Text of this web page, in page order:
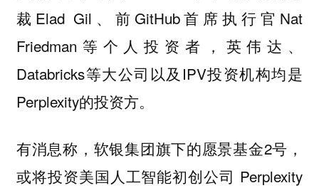
裁Elad Gil、前GitHub首席执行官Nat
Friedman等个人投资者，英伟达、
Databricks等大公司以及IPV投资机构均是
Perplexity的投资方。
有消息称，软银集团旗下的愿景基金2号，
或将投资美国人工智能初创公司 Perplexity